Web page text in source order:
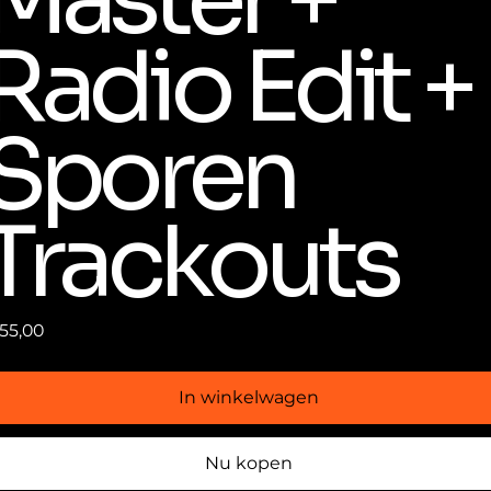
Edit +
In winkelwagen
Nu kopen